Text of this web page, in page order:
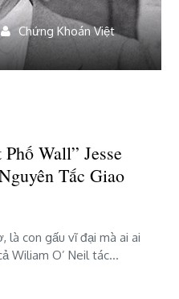
Chứng Khoán Việt
Wall” Jesse
Tắc Giao
là con gấu vĩ đại mà ai ai
Wiliam O’ Neil tác…